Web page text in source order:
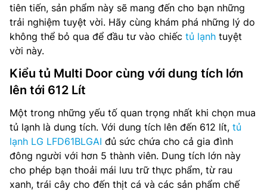
tiên tiến, sản phẩm này sẽ mang đến cho bạn những
trải nghiệm tuyệt vời. Hãy cùng khám phá những lý do
không thể bỏ qua để đầu tư vào chiếc tủ lạnh tuyệt
vời này.
Kiểu tủ Multi Door cùng với dung tích lớn
lên tới 612 Lít
Một trong những yếu tố quan trọng nhất khi chọn mua
tủ lạnh là dung tích. Với dung tích lên đến 612 lít, tủ
lạnh LG LFD61BLGAI đủ sức chứa cho cả gia đình
đông người với hơn 5 thành viên. Dung tích lớn này
cho phép bạn thoải mái lưu trữ thực phẩm, từ rau
xanh, trái cây cho đến thịt cá và các sản phẩm chế